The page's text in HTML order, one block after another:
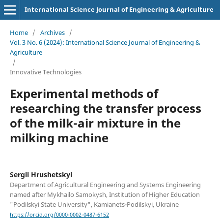
International Science Journal of Engineering & Agriculture
Home / Archives /
Vol. 3 No. 6 (2024): International Science Journal of Engineering &
Agriculture
/
Innovative Technologies
Experimental methods of
researching the transfer process
of the milk-air mixture in the
milking machine
Sergiі Hrushetskyі
Department of Agricultural Engineering and Systems Engineering
named after Mykhailo Samokysh, Institution of Higher Education
"Podilskyi State University", Kamianets-Podilskyi, Ukraine
https://orcid.org/0000-0002-0487-6152